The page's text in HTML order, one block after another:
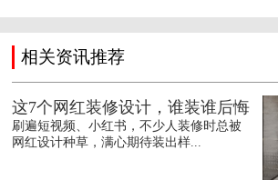
相关资讯推荐
这7个网红装修设计，谁装谁后悔
刷遍短视频、小红书，不少人装修时总被
网红设计种草，满心期待装出样...